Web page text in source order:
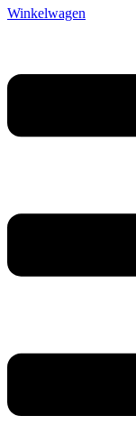
Winkelwagen